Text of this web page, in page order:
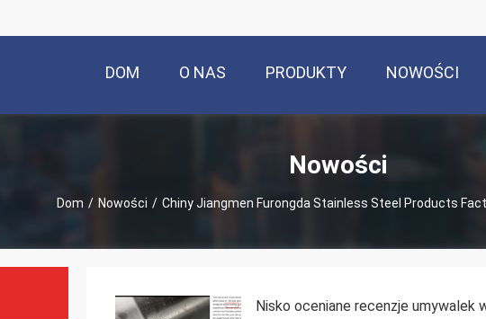
DOM O NAS PRODUKTY NOWOŚCI
Nowości
Dom / Nowości / Chiny Jiangmen Furongda Stainless Steel Products
Nisko oceniane recenzje umywalek